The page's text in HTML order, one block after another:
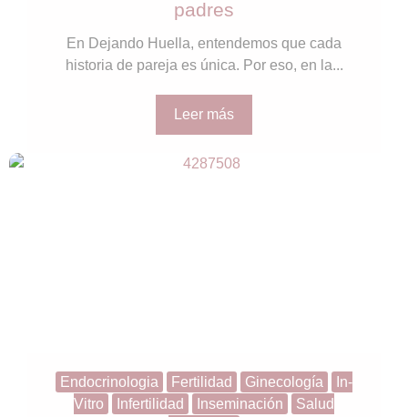
padres
En Dejando Huella, entendemos que cada
historia de pareja es única. Por eso, en la...
Leer más
Endocrinologia Fertilidad Ginecología
In-
Vitro
Infertilidad Inseminación
Salud